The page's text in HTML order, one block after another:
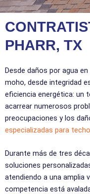
PHARR, TX
Desde daños por agua
moho, desde integridad
eficiencia energética: un
acarrear numerosos
preocupaciones y los
especializadas para
Durante más de tres
soluciones
atendiendo a una amplia
competencia está